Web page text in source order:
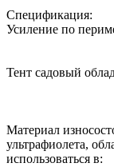
Спецификация:
Усиление по
Тент садовый
Материал
ультрафиолета,
использоваться в: